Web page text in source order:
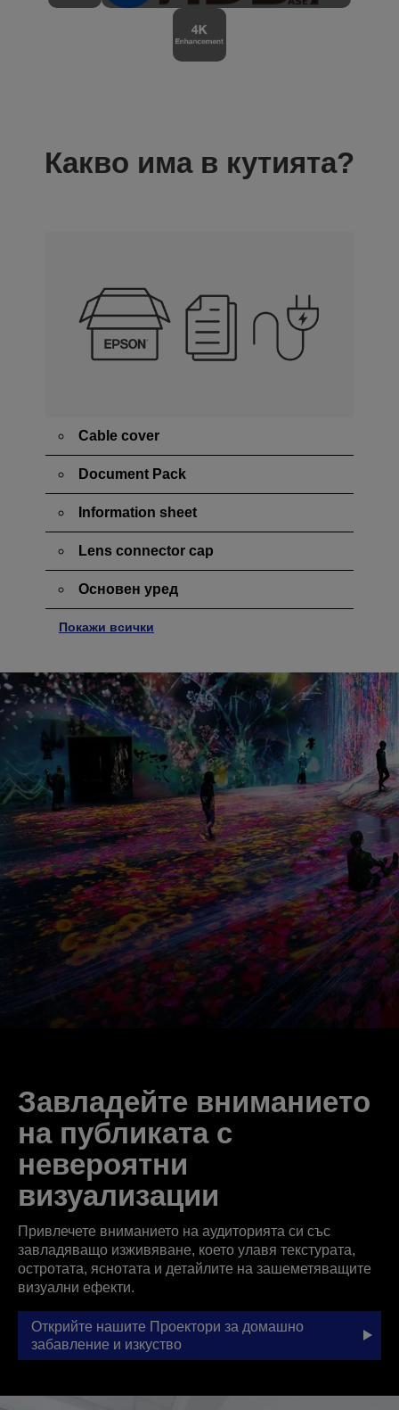
Какво има в кутията?
Cable cover
Document Pack
Information sheet
Lens connector cap
Основен уред
Покажи всички
Завладейте вниманието
на публиката с
невероятни
визуализации
Привлечете вниманието на аудиторията си със
завладяващо изживяване, което улавя текстурата,
остротата, яснотата и детайлите на зашеметяващите
визуални ефекти.
Открийте нашите Проектори за домашно
забавление и изкуство